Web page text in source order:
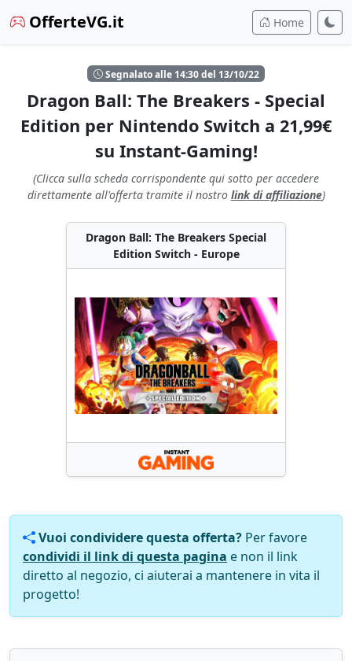
OfferteVG.it Home
Segnalato alle 14:30 del 13/10/22
Dragon Ball: The Breakers - Special
Edition per Nintendo Switch a 21,99€
su Instant-Gaming!
(Clicca sulla scheda corrispondente qui sotto per accedere
direttamente all'offerta tramite il nostro link di affiliazione)
Dragon Ball: The Breakers Special
Edition Switch - Europe
Vuoi condividere questa offerta? Per favore
condividi il link di questa pagina e non il link
diretto al negozio, ci aiuterai a mantenere in vita il
progetto!